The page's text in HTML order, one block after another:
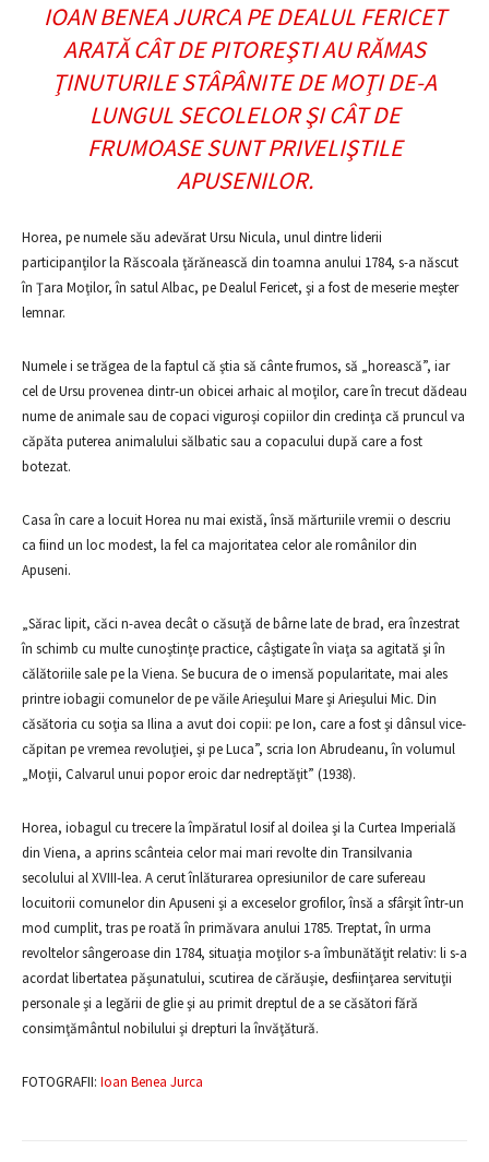
IOAN BENEA JURCA PE DEALUL FERICET
ARATĂ CÂT DE PITOREŞTI AU RĂMAS
ŢINUTURILE STÂPÂNITE DE MOŢI DE-A
LUNGUL SECOLELOR ŞI CÂT DE
FRUMOASE SUNT PRIVELIŞTILE
APUSENILOR.
Horea, pe numele său adevărat Ursu Nicula, unul dintre liderii
participanţilor la Răscoala ţărănească din toamna anului 1784, s-a născut
în Ţara Moţilor, în satul Albac, pe Dealul Fericet, şi a fost de meserie meşter
lemnar.
Numele i se trăgea de la faptul că ştia să cânte frumos, să „horească”, iar
cel de Ursu provenea dintr-un obicei arhaic al moţilor, care în trecut dădeau
nume de animale sau de copaci viguroşi copiilor din credinţa că pruncul va
căpăta puterea animalului sălbatic sau a copacului după care a fost
botezat.
Casa în care a locuit Horea nu mai există, însă mărturiile vremii o descriu
ca fiind un loc modest, la fel ca majoritatea celor ale românilor din
Apuseni.
„Sărac lipit, căci n-avea decât o căsuţă de bârne late de brad, era înzestrat
în schimb cu multe cunoştinţe practice, câştigate în viaţa sa agitată şi în
călătoriile sale pe la Viena. Se bucura de o imensă popularitate, mai ales
printre iobagii comunelor de pe văile Arieşului Mare şi Arieşului Mic. Din
căsătoria cu soţia sa Ilina a avut doi copii: pe Ion, care a fost şi dânsul vice-
căpitan pe vremea revoluţiei, şi pe Luca”, scria Ion Abrudeanu, în volumul
„Moţii, Calvarul unui popor eroic dar nedreptăţit” (1938).
Horea, iobagul cu trecere la împăratul Iosif al doilea şi la Curtea Imperială
din Viena, a aprins scânteia celor mai mari revolte din Transilvania
secolului al XVIII-lea. A cerut înlăturarea opresiunilor de care sufereau
locuitorii comunelor din Apuseni şi a exceselor grofilor, însă a sfârşit într-un
mod cumplit, tras pe roată în primăvara anului 1785. Treptat, în urma
revoltelor sângeroase din 1784, situaţia moţilor s-a îmbunătăţit relativ: li s-a
acordat libertatea păşunatului, scutirea de cărăuşie, desfiinţarea servituţii
personale şi a legării de glie şi au primit dreptul de a se căsători fără
consimţământul nobilului şi drepturi la învăţătură.
FOTOGRAFII: Ioan Benea Jurca